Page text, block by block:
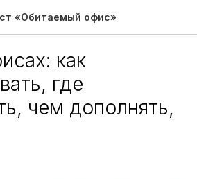
«Обитаемый офис»
как
где
чем дополнять,